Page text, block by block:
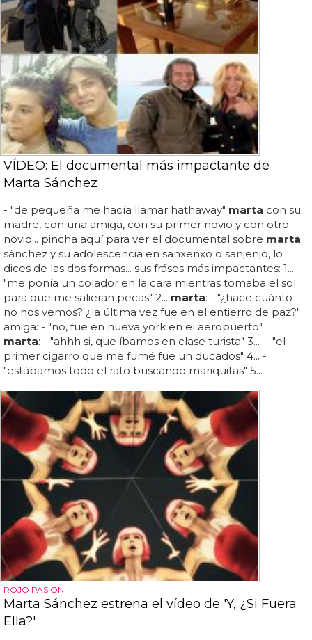
VÍDEO: El documental más impactante de
Marta Sánchez
- "de pequeña me hacía llamar hathaway" marta con su
madre, con una amiga, con su primer novio y con otro
novio... pincha aquí para ver el documental sobre marta
sánchez y su adolescencia en sanxenxo o sanjenjo, lo
dices de las dos formas... sus fráses más impactantes: 1... -
"me ponía un colador en la cara mientras tomaba el sol
para que me salieran pecas" 2... marta: - "¿hace cuánto
no nos vemos? ¿la última vez fue en el entierro de paz?"
amiga: - "no, fue en nueva york en el aeropuerto"
marta: - "ahhh si, que íbamos en clase turista" 3... - "el
primer cigarro que me fumé fue un ducados" 4... -
"estábamos todo el rato buscando mariquitas" 5...
ROJO PASIÓN
Marta Sánchez estrena el vídeo de 'Y, ¿Si Fuera
Ella?'